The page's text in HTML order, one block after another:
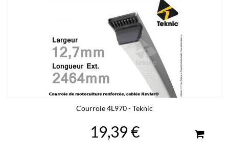
Courroie 4L970 - Teknic
19,39 €